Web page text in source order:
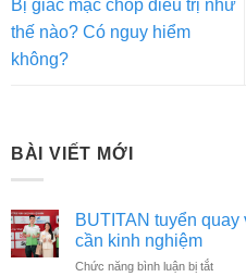
Bị giác mạc chóp điều trị như
thế nào? Có nguy hiểm
không?
BÀI VIẾT MỚI
BUTITAN tuyển
cần kinh nghiệm
Chức năng bình luận bị tắtở